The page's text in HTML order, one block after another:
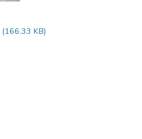
(166.33 KB)